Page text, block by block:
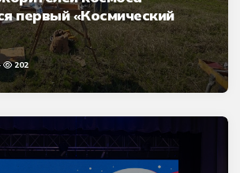
первый «Космический
202